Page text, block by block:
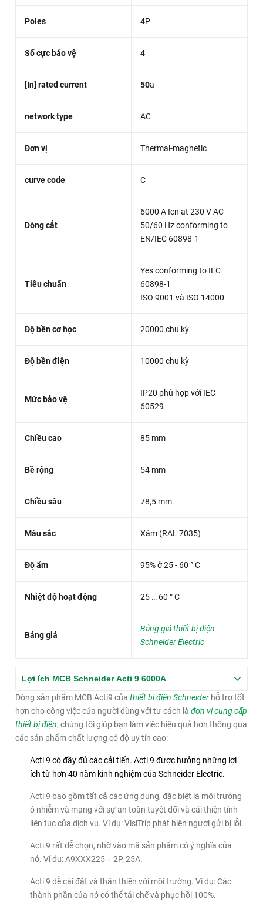
Poles 4P
Số cực bảo vệ 4
[In] rated current 50a
network type AC
Đơn vị Thermal-magnetic
curve code C
Dòng cắt
6000 A Icn at 230 V AC
50/60 Hz conforming to
EN/IEC 60898-1
Tiêu chuẩn
Yes conforming to IEC
60898-1
ISO 9001 và ISO 14000
Độ bền cơ học 20000 chu kỳ
Độ bền điện 10000 chu kỳ
Mức bảo vệ
IP20 phù hợp với IEC
60529
Chiều cao 85 mm
Bề rộng 54 mm
Chiều sâu 78,5 mm
Màu sắc Xám (RAL 7035)
Độ ẩm 95% ở 25 - 60 ° C
Nhiệt độ hoạt động 25 … 60 ° C
Bảng giá
Bảng giá thiết bị điện
Schneider Electric
Lợi ích MCB Schneider Acti 9 6000A
Dòng sản phẩm MCB Acti9 của thiết bị điện Schneider hỗ trợ tốt
hơn cho công việc của người dùng với tư cách là đơn vị cung cấp
thiết bị điện, chúng tôi giúp bạn làm việc hiệu quả hơn thông qua
các sản phẩm chất lượng có độ uy tín cao:
Acti 9 có đầy đủ các cải tiến. Acti 9 được hưởng những lợi
ích từ hơn 40 năm kinh nghiệm của Schneider Electric.
Acti 9 bao gồm tất cả các ứng dụng, đặc biệt là môi trường
ô nhiễm và mạng với sự an toàn tuyệt đối và cải thiện tính
liên tục của dịch vụ. Ví dụ: VisiTrip phát hiện người gửi bị lỗi.
Acti 9 rất dễ chọn, nhờ vào mã sản phẩm có ý nghĩa của
nó. Ví dụ: A9XXX225 = 2P, 25A.
Acti 9 dễ cài đặt và thân thiện với môi trường. Ví dụ: Các
thành phần của nó có thể tái chế và phục hồi 100%.